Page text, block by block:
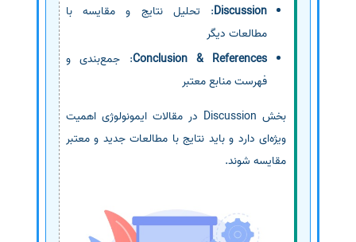
Discussion: تحلیل نتایج و مقایسه با
مطالعات دیگر
Conclusion & References: جمع‌بندی و
فهرست منابع معتبر
بخش Discussion در مقالات ایمونولوژی اهمیت
ویژه‌ای دارد و باید نتایج با مطالعات جدید و معتبر
مقایسه شوند.